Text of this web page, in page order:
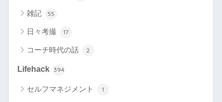
雑記 55
日々考撮 17
コーチ時代の話 2
Lifehack 394
セルフマネジメント 1